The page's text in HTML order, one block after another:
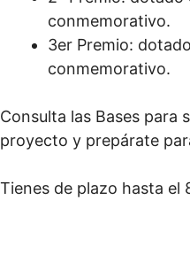
conmemorativo.
3er Premio:
conmemorativo.
Consulta las Bases para
proyecto y prepárate
Tienes de plazo hasta el